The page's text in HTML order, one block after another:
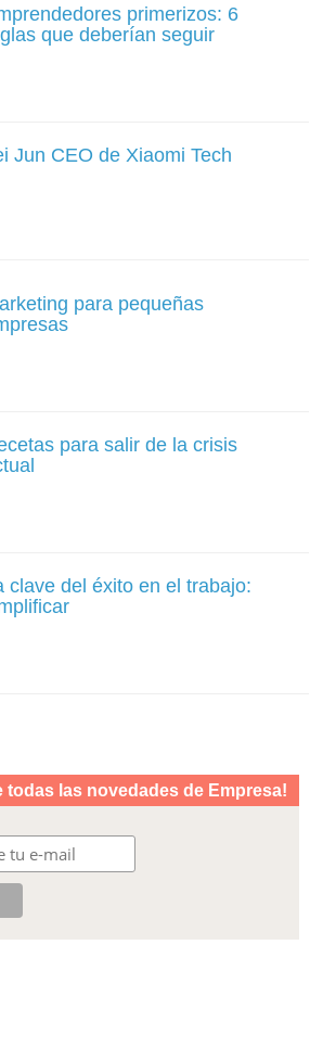
primerizos: 6
que deberían seguir
Jun CEO de Xiaomi Tech
para pequeñas
para salir de la crisis
clave del éxito en el trabajo: